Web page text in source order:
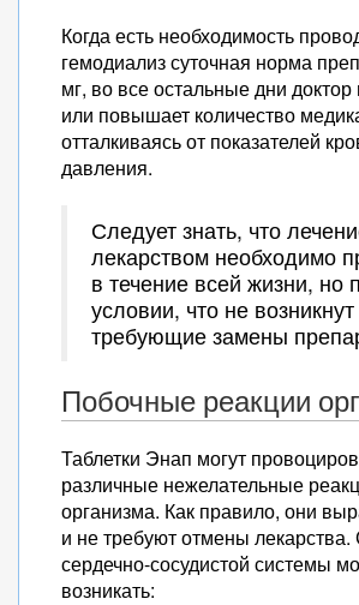
Когда есть необходимость
гемодиализ суточная норма
мг, во все остальные дни
или повышает количество
отталкиваясь от показателей
давления.
Следует знать, что
лекарством необходимо
в течение всей жизни, но
условии, что не
требующие замены
Побочные реакции
Таблетки Энап могут
различные нежелательные
организма. Как правило, они
и не требуют отмены
сердечно-сосудистой системы
возникать: